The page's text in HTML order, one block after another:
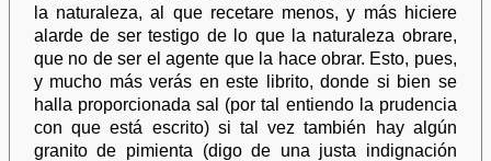
la naturaleza, al que recetare menos, y más hiciere
alarde de ser testigo de lo que la naturaleza obrare,
que no de ser el agente que la hace obrar. Esto, pues,
y mucho más verás en este librito, donde si bien se
halla proporcionada sal (por tal entiendo la prudencia
con que está escrito) si tal vez también hay algún
granito de pimienta (digo de una justa indignación